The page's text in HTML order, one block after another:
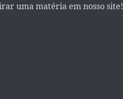
uma matéria em nosso site!